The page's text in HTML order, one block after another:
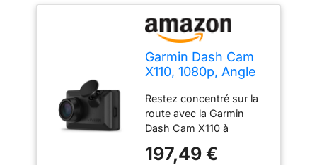
Garmin Dash Cam
X110, 1080p, Angle
Écran Lumineux
2,4"
Restez concentré sur la
route avec la Garmin
Dash Cam X110 à
enregistre
197,49 €